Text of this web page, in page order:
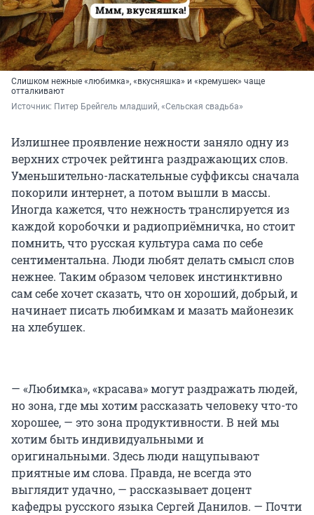
Слишком нежные «любимка», «вкусняшка» и «кремушек» чаще
отталкивают
Источник: Питер Брейгель младший, «Сельская свадьба»
Излишнее проявление нежности заняло одну из
верхних строчек рейтинга раздражающих слов.
Уменьшительно-ласкательные суффиксы сначала
покорили интернет, а потом вышли в массы.
Иногда кажется, что нежность транслируется из
каждой коробочки и радиоприёмничка, но стоит
помнить, что русская культура сама по себе
сентиментальна. Люди любят делать смысл слов
нежнее. Таким образом человек инстинктивно
сам себе хочет сказать, что он хороший, добрый, и
начинает писать любимкам и мазать майонезик
на хлебушек.
— «Любимка», «красава» могут раздражать людей,
но зона, где мы хотим рассказать человеку что-то
хорошее, — это зона продуктивности. В ней мы
хотим быть индивидуальными и
оригинальными. Здесь люди нащупывают
приятные им слова. Правда, не всегда это
выглядит удачно, — рассказывает доцент
кафедры русского языка Сергей Данилов. — Почти